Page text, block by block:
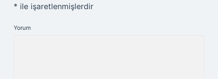
* ile işaretlenmişlerdir
Yorum